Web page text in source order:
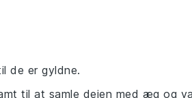
de er gyldne.
til at samle dejen med æg og